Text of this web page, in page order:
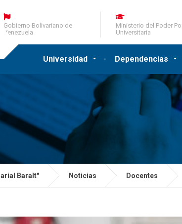
Universidad Dependencias
Gobierno Bolivariano de
Venezuela
Ministerio del Poder
Universitaria
Baralt" Noticias Docentes